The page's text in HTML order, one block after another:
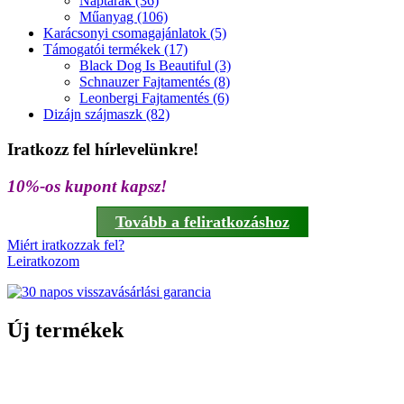
Műanyag (106)
Karácsonyi csomagajánlatok (5)
Támogatói termékek (17)
Black Dog Is Beautiful (3)
Schnauzer Fajtamentés (8)
Leonbergi Fajtamentés (6)
Dizájn szájmaszk (82)
Iratkozz fel hírlevelünkre!
10%-os kupont kapsz!
Tovább a feliratkozáshoz
Miért iratkozzak fel?
Leiratkozom
Új termékek